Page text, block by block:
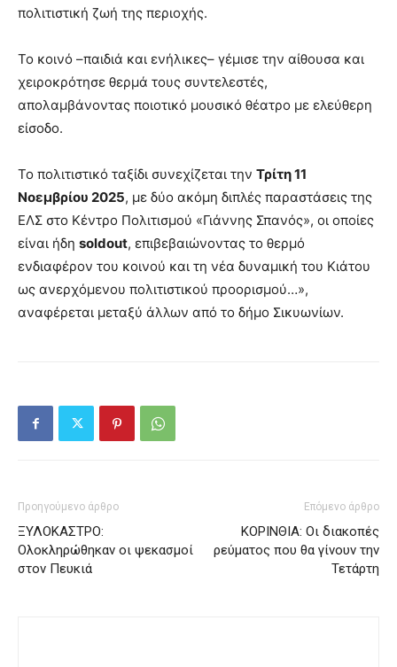
πολιτιστική ζωή της περιοχής.
Το κοινό –παιδιά και ενήλικες– γέμισε την αίθουσα και
χειροκρότησε θερμά τους συντελεστές,
απολαμβάνοντας ποιοτικό μουσικό θέατρο με ελεύθερη
είσοδο.
Το πολιτιστικό ταξίδι συνεχίζεται την Τρίτη 11
Νοεμβρίου 2025, με δύο ακόμη διπλές παραστάσεις της
ΕΛΣ στο Κέντρο Πολιτισμού «Γιάννης Σπανός», οι οποίες
είναι ήδη soldout, επιβεβαιώνοντας το θερμό
ενδιαφέρον του κοινού και τη νέα δυναμική του Κιάτου
ως ανερχόμενου πολιτιστικού προορισμού…»,
αναφέρεται μεταξύ άλλων από το δήμο Σικυωνίων.
Προηγούμενο άρθρο
ΞΥΛΟΚΑΣΤΡΟ:
Ολοκληρώθηκαν οι ψεκασμοί
στον Πευκιά
Επόμενο άρθρο
ΚΟΡΙΝΘΙΑ: Οι διακοπές
ρεύματος που θα γίνουν την
Τετάρτη